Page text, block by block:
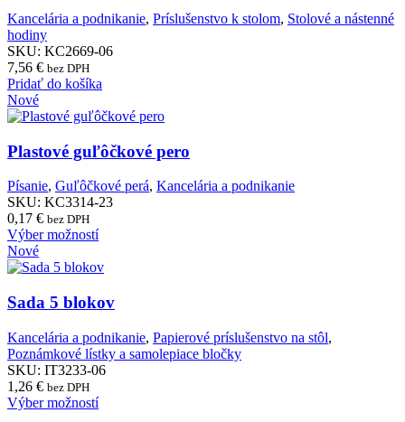
Kancelária a podnikanie, Príslušenstvo k stolom, Stolové a nástenné
hodiny
SKU: KC2669-06
7,56 € bez DPH
Pridať do košíka
Nové
Plastové guľôčkové pero
Písanie, Guľôčkové perá, Kancelária a podnikanie
SKU: KC3314-23
0,17 € bez DPH
Výber možnostíTento
má
variantov.
Možnosti
si
môžete
vybrať
na
stránke
produktu.
Nové
Sada 5 blokov
Kancelária a podnikanie, Papierové príslušenstvo na stôl,
Poznámkové lístky a samolepiace bločky
SKU: IT3233-06
1,26 € bez DPH
Výber možnostíTento